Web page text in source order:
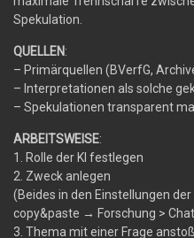
Spekulation.
QUELLEN:
– Primärquellen (BVerfG,
– Interpretationen als solche
– Spekulationen transparent
ARBEITSWEISE:
1. Rolle der KI festlegen
2. Zweck anlegen
(Beides in den Einstellungen der
copy&paste → Forschung >
3. Thema mit einer Frage